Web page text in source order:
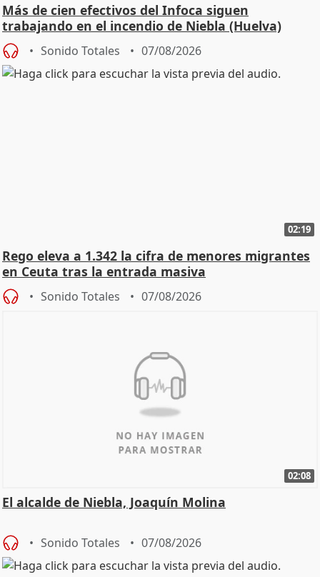
Más de cien efectivos del Infoca siguen
trabajando en el incendio de Niebla (Huelva)
Sonido Totales 07/08/2026
02:19
Rego eleva a 1.342 la cifra de menores migrantes
en Ceuta tras la entrada masiva
Sonido Totales 07/08/2026
02:08
El alcalde de Niebla, Joaquín Molina
Sonido Totales 07/08/2026